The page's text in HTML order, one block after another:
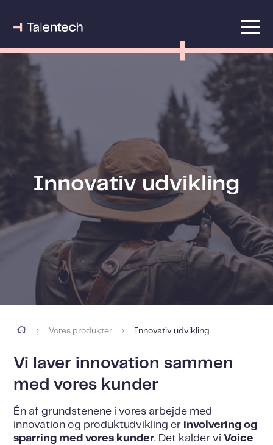
Innovativ udvikling
› Vores produkter › Innovativ udvikling
Vi laver innovation sammen
med vores kunder
Én af grundstenene i vores arbejde med
innovation og produktudvikling er involvering og
sparring med vores kunder. Det kalder vi Voice